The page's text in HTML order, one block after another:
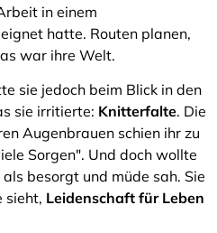
in einem
hatte. Routen planen,
war ihre Welt.
sie jedoch beim Blick in den
sie irritierte: Knitterfalte. Die
Augenbrauen schien ihr zu
Sorgen". Und doch wollte
besorgt und müde sah. Sie
sieht, Leidenschaft für Leben